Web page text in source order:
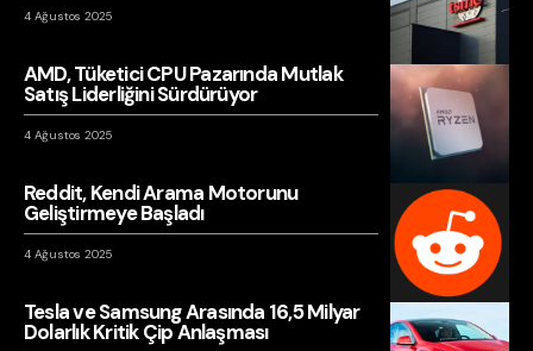
4 Ağustos 2025
AMD, Tüketici CPU Pazarında Mutlak
Satış Liderliğini Sürdürüyor
4 Ağustos 2025
Reddit, Kendi Arama Motorunu
Geliştirmeye Başladı
4 Ağustos 2025
Tesla ve Samsung Arasında 16,5 Milyar
Dolarlık Kritik Çip Anlaşması